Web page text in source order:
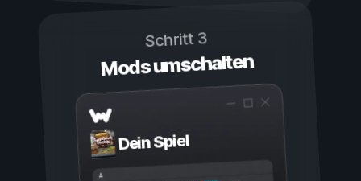
Schritt 3
Mods umschalten
Dein Spiel